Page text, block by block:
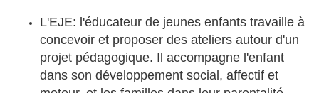
L'EJE: l'éducateur de jeunes enfants travaille à
concevoir et proposer des ateliers autour d'un
projet pédagogique. Il accompagne l'enfant
dans son développement social, affectif et